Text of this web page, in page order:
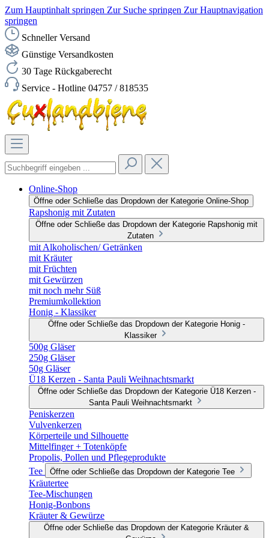
Zum Hauptinhalt springen Zur Suche springen Zur Hauptnavigation
springen
Schneller Versand
Günstige Versandkosten
30 Tage Rückgaberecht
Service - Hotline 04757 / 818535
Online-Shop
Öffne oder Schließe das Dropdown der Kategorie Online-Shop
Rapshonig mit Zutaten
Öffne oder Schließe das Dropdown der Kategorie Rapshonig mit
Zutaten
mit Alkoholischen/ Getränken
mit Kräuter
mit Früchten
mit Gewürzen
mit noch mehr Süß
Premiumkollektion
Honig - Klassiker
Öffne oder Schließe das Dropdown der Kategorie Honig -
Klassiker
500g Gläser
250g Gläser
50g Gläser
Ü18 Kerzen - Santa Pauli Weihnachtsmarkt
Öffne oder Schließe das Dropdown der Kategorie Ü18 Kerzen -
Santa Pauli Weihnachtsmarkt
Peniskerzen
Vulvenkerzen
Körperteile und Silhouette
Mittelfinger + Totenköpfe
Propolis, Pollen und Pflegeprodukte
Tee
Öffne oder Schließe das Dropdown der Kategorie Tee
Kräutertee
Tee-Mischungen
Honig-Bonbons
Kräuter & Gewürze
Öffne oder Schließe das Dropdown der Kategorie Kräuter &